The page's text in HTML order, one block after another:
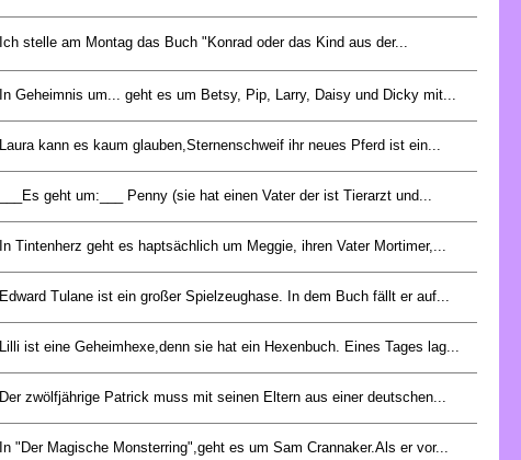
Ich stelle am Montag das Buch "Konrad oder das Kind aus der...
In Geheimnis um... geht es um Betsy, Pip, Larry, Daisy und Dicky mit...
Laura kann es kaum glauben,Sternenschweif ihr neues Pferd ist ein...
___Es geht um:___ Penny (sie hat einen Vater der ist Tierarzt und...
In Tintenherz geht es haptsächlich um Meggie, ihren Vater Mortimer,...
Edward Tulane ist ein großer Spielzeughase. In dem Buch fällt er auf...
Lilli ist eine Geheimhexe,denn sie hat ein Hexenbuch. Eines Tages lag...
Der zwölfjährige Patrick muss mit seinen Eltern aus einer deutschen...
In "Der Magische Monsterring",geht es um Sam Crannaker.Als er vor...